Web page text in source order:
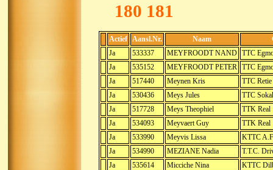
180 181
Actief Aansl.Nr. Naam
Ja
533337 MEYFROODT NAND TTC
Ja
535152 MEYFROODT PETER TTC
Ja
517440 Meynen Kris
TTC Retie
Ja
530436 Meys Jules
TTC
Ja
517728 Meys Theophiel
TTK Real
Ja
534093 Meyvaert Guy
TTK Real
Ja
533990 Meyvis Lissa
KTTC
Ja
534990 MEZIANE Nadia
T.T.C.
Ja
535614 Micciche Nina
KTTC